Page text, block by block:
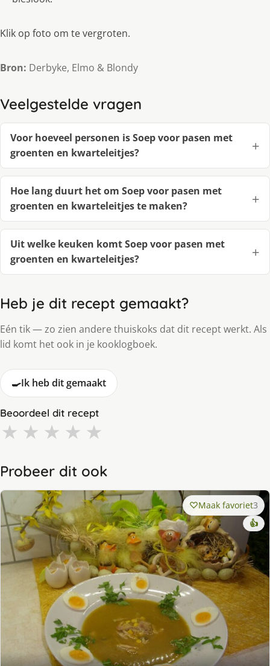
Klik op foto om te vergroten.
Bron: Derbyke, Elmo & Blondy
Veelgestelde vragen
Voor hoeveel personen is Soep voor pasen met
groenten en kwarteleitjes?
Hoe lang duurt het om Soep voor pasen met
groenten en kwarteleitjes te maken?
Uit welke keuken komt Soep voor pasen met
groenten en kwarteleitjes?
Heb je dit recept gemaakt?
Eén tik — zo zien andere thuiskoks dat dit recept werkt. Als
lid komt het ook in je kooklogboek.
🍳Ik heb dit gemaakt
Beoordeel dit recept
★ ★ ★ ★ ★
Probeer dit ook
Maak favoriet3
👍